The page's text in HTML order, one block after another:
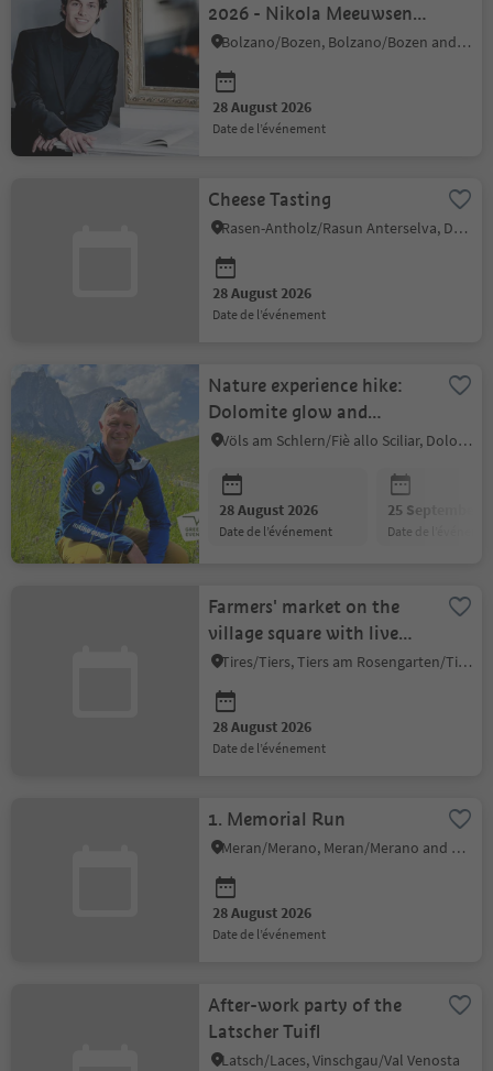
2026 - Nikola Meeuwsen -
Piano Recital
Bolzano/Bozen, Bolzano/Bozen and environs
28 August 2026
date de l’événement
Cheese Tasting
Rasen-Antholz/Rasun Anterselva, Dolomites Region Kronplatz/Plan de Corones
28 August 2026
date de l’événement
Nature experience hike:
Dolomite glow and
moonlight
Völs am Schlern/Fiè allo Sciliar, Dolomites Region Seiser Alm
28 August 2026
date de l’événement
25 September
date de
Farmers' market on the
village square with live
music
Tires/Tiers, Tiers am Rosengarten/Tires al Catinaccio, Dolomites Region Seiser Alm
28 August 2026
date de l’événement
1. Memorial Run
Meran/Merano, Meran/Merano and environs
28 August 2026
date de l’événement
After-work party of the
Latscher Tuifl
Latsch/Laces, Vinschgau/Val Venosta